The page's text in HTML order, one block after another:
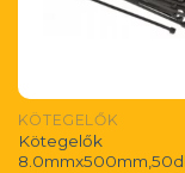
KÖTEGELŐK
Kötegelők